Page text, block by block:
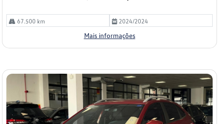
67.500 km 2024/2024
Mais informações